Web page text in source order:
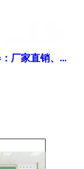
得胜鑫 High-Air-风量 HEPA 空气净化器：厂家直销、可定制且经过 ISO 认证